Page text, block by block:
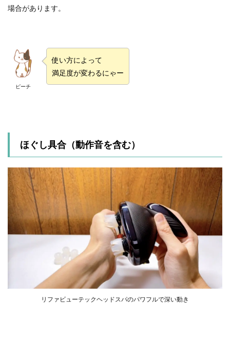
場合があります。
ピーチ
使い方によって
満足度が変わるにゃー
ほぐし具合（動作音を含む）
リファビューテックヘッドスパのパワフルで深い動き